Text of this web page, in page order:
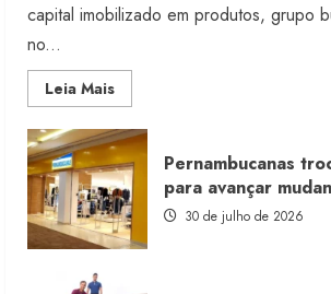
capital imobilizado em produtos, grupo
no...
Leia MaisRead
more
Morena
Rosa
lança
franquia
com
estoque
consignado
Pernambucanas
para avançar
30 de julho de 2026